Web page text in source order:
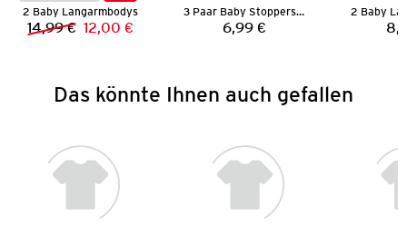
2 Baby Langarmbodys
Vorheriger Preis:
14,99 € Neuer Preis:
12,00 €
3 Paar Baby Stoppersocken
Preis:
6,99 €
2 Baby
Das könnte Ihnen auch gefallen